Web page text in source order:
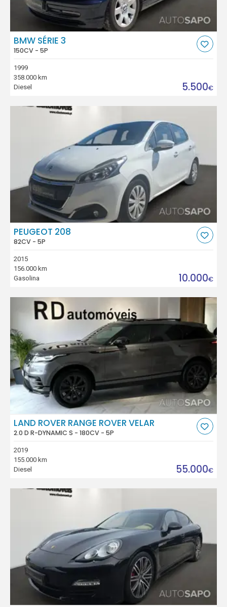
BMW SÉRIE 3
150CV - 5P
1999
358.000 km
Diesel
5.500€
PEUGEOT 208
82CV - 5P
2015
156.000 km
Gasolina
10.000€
LAND ROVER RANGE ROVER VELAR
2.0 D R-DYNAMIC S - 180CV - 5P
2019
155.000 km
Diesel
55.000€